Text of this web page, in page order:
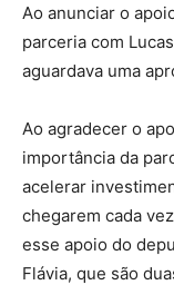
Ao anunciar o
parceria com
aguardava uma
Ao agradecer o
importância da
acelerar
chegarem cada
esse apoio do
Flávia, que são